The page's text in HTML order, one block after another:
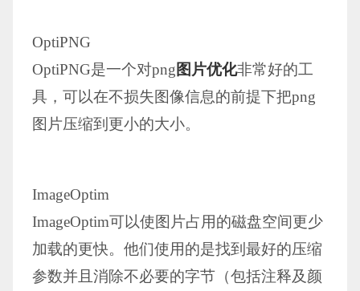
OptiPNG
OptiPNG是一个对png图片优化非常好的工
具，可以在不损失图像信息的前提下把png
图片压缩到更小的大小。
ImageOptim
ImageOptim可以使图片占用的磁盘空间更少
加载的更快。他们使用的是找到最好的压缩
参数并且消除不必要的字节（包括注释及颜